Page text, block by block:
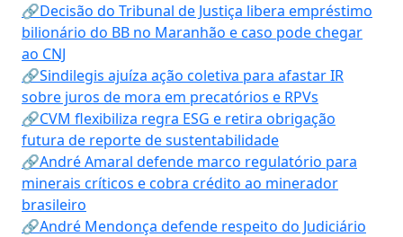
🔗Decisão do Tribunal de Justiça libera empréstimo
bilionário do BB no Maranhão e caso pode chegar
ao CNJ
🔗Sindilegis ajuíza ação coletiva para afastar IR
sobre juros de mora em precatórios e RPVs
🔗CVM flexibiliza regra ESG e retira obrigação
futura de reporte de sustentabilidade
🔗André Amaral defende marco regulatório para
minerais críticos e cobra crédito ao minerador
brasileiro
🔗André Mendonça defende respeito do Judiciário